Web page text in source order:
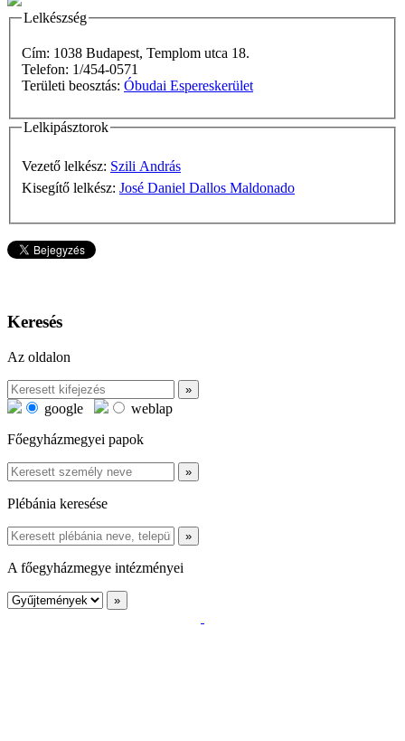
Lelkészség
Cím: 1038 Budapest, Templom utca 18.
Telefon: 1/454-0571
Területi beosztás: Óbudai Espereskerület
Lelkipásztorok
Vezető lelkész: Szili András
Kisegítő lelkész: José Daniel Dallos Maldonado
Keresés
Az oldalon
google
weblap
Főegyházmegyei papok
Plébánia keresése
A főegyházmegye intézményei